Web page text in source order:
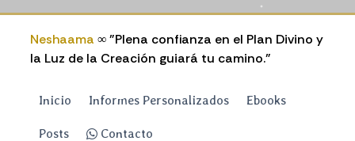
Neshaama ∞ "Plena confianza en el Plan Divino y
la Luz de la Creación guiará tu camino."
Inicio Informes Personalizados Ebooks
Posts Contacto